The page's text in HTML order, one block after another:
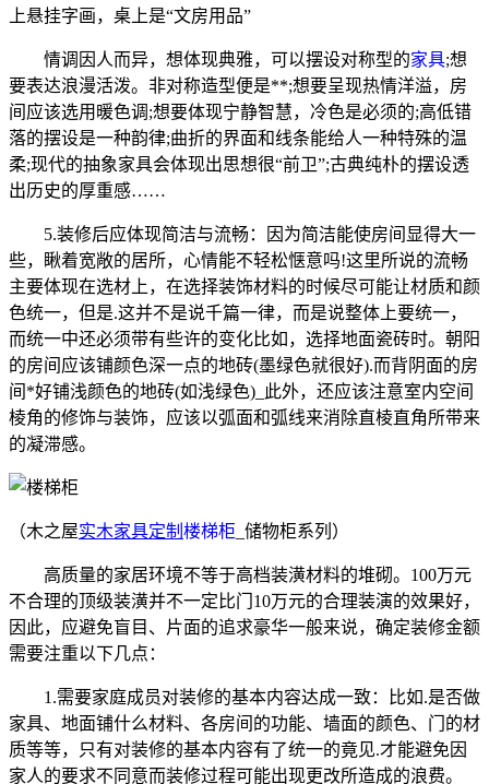
上悬挂字画，桌上是“文房用品”
情调因人而异，想体现典雅，可以摆设对称型的家具;想
要表达浪漫活泼。非对称造型便是**;想要呈现热情洋溢，房
间应该选用暖色调;想要体现宁静智慧，冷色是必须的;高低错
落的摆设是一种韵律;曲折的界面和线条能给人一种特殊的温
柔;现代的抽象家具会体现出思想很“前卫”;古典纯朴的摆设透
出历史的厚重感……
5.装修后应体现简洁与流畅：因为简洁能使房间显得大一
些，瞅着宽敞的居所，心情能不轻松惬意吗!这里所说的流畅
主要体现在选材上，在选择装饰材料的时候尽可能让材质和颜
色统一，但是.这并不是说千篇一律，而是说整体上要统一，
而统一中还必须带有些许的变化比如，选择地面瓷砖时。朝阳
的房间应该铺颜色深一点的地砖(墨绿色就很好).而背阴面的房
间*好铺浅颜色的地砖(如浅绿色)_此外，还应该注意室内空间
棱角的修饰与装饰，应该以弧面和弧线来消除直棱直角所带来
的凝滞感。
（木之屋实木家具定制 楼梯柜 _储物柜系列）
高质量的家居环境不等于高档装潢材料的堆砌。100万元
不合理的顶级装潢并不一定比门10万元的合理装演的效果好，
因此，应避免盲目、片面的追求豪华一般来说，确定装修金额
需要注重以下几点：
1.需要家庭成员对装修的基本内容达成一致：比如.是否做
家具、地面铺什么材料、各房间的功能、墙面的颜色、门的材
质等等，只有对装修的基本内容有了统一的竟见.才能避免因
家人的要求不同意而装修过程可能出现更改所造成的浪费。